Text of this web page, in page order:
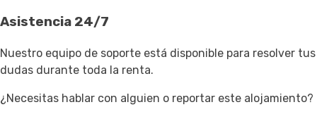
Asistencia 24/7
Nuestro equipo de soporte está disponible para resolver tus
dudas durante toda la renta.
¿Necesitas hablar con alguien o reportar este alojamiento?